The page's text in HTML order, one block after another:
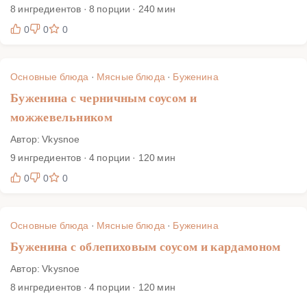
8 ингредиентов · 8 порции · 240 мин
0
0 0
Основные блюда · Мясные блюда· Буженина
Буженина с черничным соусом и
можжевельником
Автор: Vkysnoe
9 ингредиентов · 4 порции · 120 мин
0
0 0
Основные блюда · Мясные блюда· Буженина
Буженина с облепиховым соусом и кардамоном
Автор: Vkysnoe
8 ингредиентов · 4 порции · 120 мин